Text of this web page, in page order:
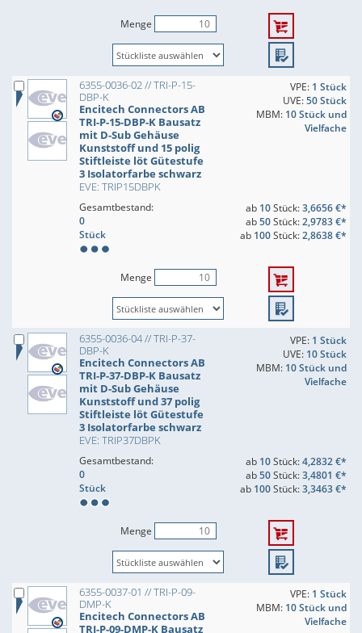
Menge
6355-0036-02 // TRI-P-15-
DBP-K
Encitech Connectors AB
TRI-P-15-DBP-K Bausatz
mit D-Sub Gehäuse
Kunststoff und 15 polig
Stiftleiste löt Gütestufe
3 Isolatorfarbe schwarz
EVE: TRIP15DBPK
VPE: 1 Stück
UVE:50 Stück
MBM: 10 Stück und
Vielfache
Gesamtbestand:
0
Stück
ab 10Stück:3,6656 €*
ab50Stück:2,9783 €*
ab 100Stück:2,8638 €*
Menge
6355-0036-04 // TRI-P-37-
DBP-K
Encitech Connectors AB
TRI-P-37-DBP-K Bausatz
mit D-Sub Gehäuse
Kunststoff und 37 polig
Stiftleiste löt Gütestufe
3 Isolatorfarbe schwarz
EVE: TRIP37DBPK
VPE: 1 Stück
UVE: 10 Stück
MBM: 10 Stück und
Vielfache
Gesamtbestand:
0
Stück
ab 10Stück:4,2832 €*
ab50Stück:3,4801 €*
ab 100Stück:3,3463 €*
Menge
6355-0037-01 // TRI-P-09-
DMP-K
Encitech Connectors AB
TRI-P-09-DMP-K Bausatz
VPE: 1 Stück
MBM: 10 Stück und
Vielfache